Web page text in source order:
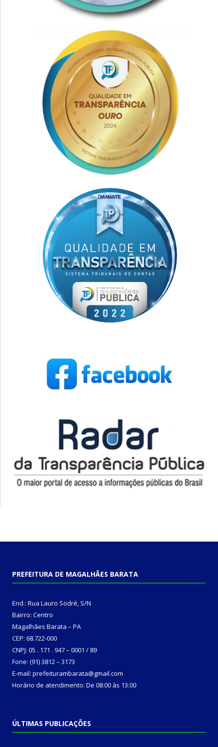
PREFEITURA DE MAGALHÃES BARATA
End.: Rua Lauro Sodré, S/N
Bairro: Centro
Magalhães Barata – PA
CEP: 68.722-000
CNPJ: 05 . 171 . 947 – 0001 / 89
Fone: (91) 3812 – 3173
E-mail: prefeiturambarata@gmail.com
Horário de atendimento: De 08:00 às 13:00
ÚLTIMAS PUBLICAÇÕES